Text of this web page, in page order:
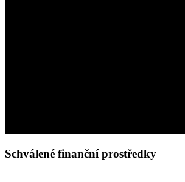
Schválené finanční prostředky